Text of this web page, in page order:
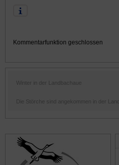
Kommentarfunktion geschlossen
Winter in der Landbachaue
Die Störche sind angekommen in der